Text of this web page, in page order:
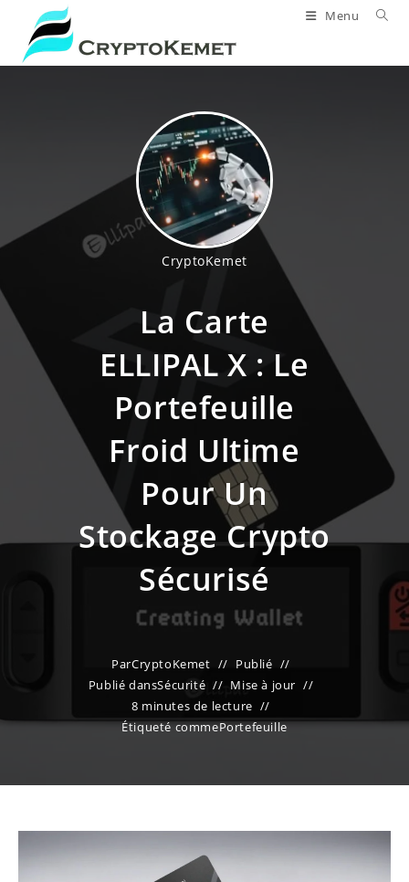
content
Menu
CryptoKemet
La Carte
ELLIPAL X : Le
Portefeuille
Froid Ultime
Pour Un
Stockage Crypto
Sécurisé
ParCryptoKemet
Publié
Publié dansSécurité
Mise à jour
8 minutes de lecture
Étiqueté commePortefeuille